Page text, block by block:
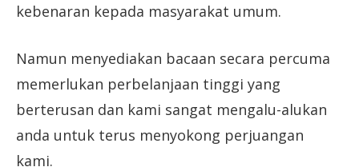
kebenaran kepada masyarakat umum.
Namun menyediakan bacaan secara percuma
memerlukan perbelanjaan tinggi yang
berterusan dan kami sangat mengalu-alukan
anda untuk terus menyokong perjuangan
kami.